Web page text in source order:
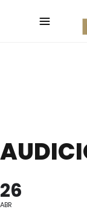
26
ABR